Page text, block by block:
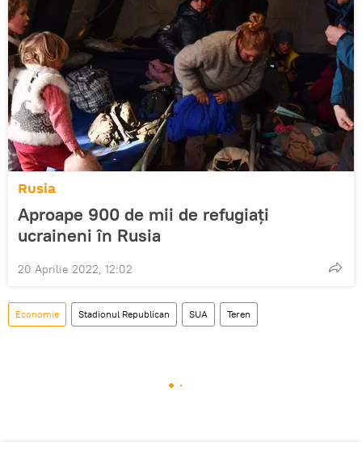
Rusia
Aproape 900 de mii de refugiați
ucraineni în Rusia
20 Aprilie 2022, 12:02
Economie Stadionul Republican SUA Teren